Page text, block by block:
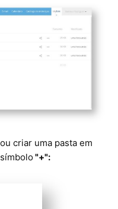
criar uma pasta em
"+":